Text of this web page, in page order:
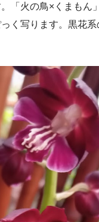
「火の鳥×くまもん
く写ります。黒花系